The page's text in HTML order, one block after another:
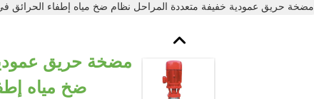
مضخة حريق عمودية خفيفة متعددة المراحل نظام ضخ مياه إطفاء الحرائق
مضخة حريق
ضخ مياه